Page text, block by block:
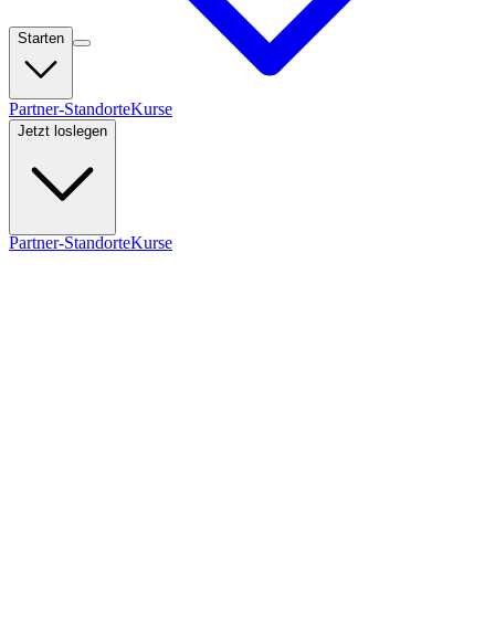
Starten
Partner-StandorteKurse
Jetzt loslegen
Partner-StandorteKurse